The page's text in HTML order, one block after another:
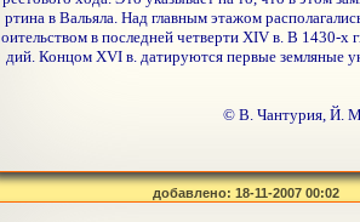
ртина в Вальяла. Над главным этажом
оительством в последней четверти XIV в. В 1430-
дий. Концом XVI в. датируются первые земляные
© В. Чантурия, Й.
добавлено: 18-11-2007 00:02